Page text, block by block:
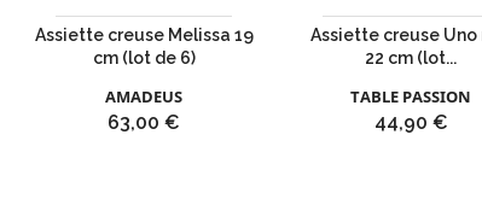
Assiette creuse Melissa 19
cm (lot de 6)
AMADEUS
Prix
63,00 €
Assiette creuse Uno
22 cm (lot...
TABLE PASSION
Prix
44,90 €